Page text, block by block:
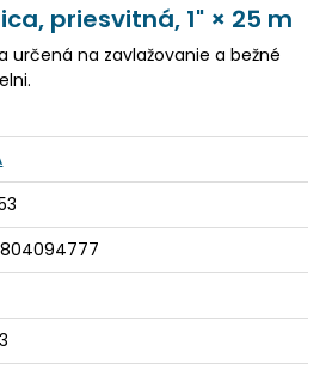
priesvitná, 1" × 25 m
určená na zavlažovanie a bežné